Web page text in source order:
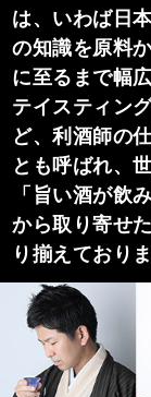
は、いわば日
の知識を原料
に至るまで幅
テイスティン
ど、利酒師の
とも呼ばれ、
「旨い酒が飲
から取り寄せ
り揃えておりま